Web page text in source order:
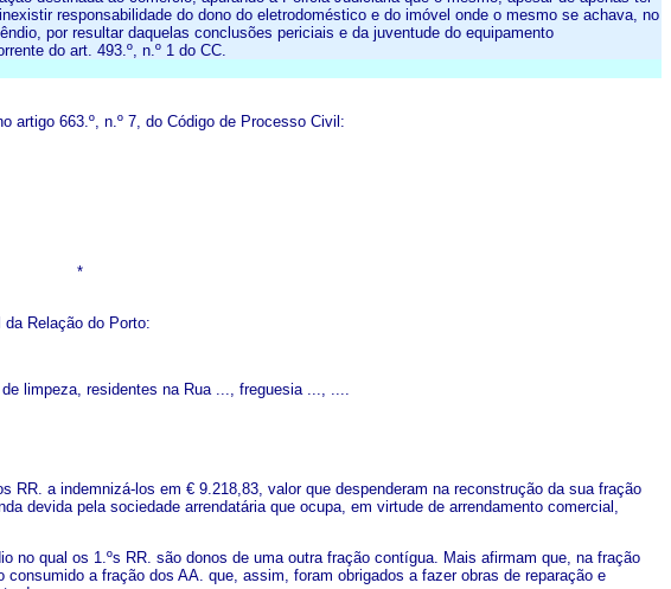
responsabilidade do dono do eletrodoméstico e do imóvel onde o mesmo se achava, no
por resultar daquelas conclusões periciais e da juventude do equipamento
do art. 493.º, n.º 1 do CC.
artigo 663.º, n.º 7, do Código de Processo Civil:
*
Relação do Porto:
limpeza, residentes na Rua ..., freguesia ..., ....
RR. a indemnizá-los em € 9.218,83, valor que despenderam na reconstrução da sua fração
devida pela sociedade arrendatária que ocupa, em virtude de arrendamento comercial,
no qual os 1.ºs RR. são donos de uma outra fração contígua. Mais afirmam que, na fração
a fração dos AA. que, assim, foram obrigados a fazer obras de reparação e